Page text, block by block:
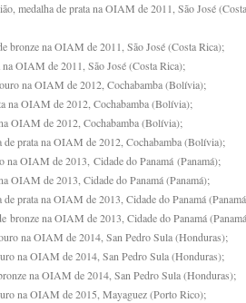
medalha de prata na OIAM de 2011, São José (Costa
bronze na OIAM de 2011, São José (Costa Rica);
OIAM de 2011, São José (Costa Rica);
na OIAM de 2012, Cochabamba (Bolívia);
na OIAM de 2012, Cochabamba (Bolívia);
OIAM de 2012, Cochabamba (Bolívia);
prata na OIAM de 2012, Cochabamba (Bolívia);
na OIAM de 2013, Cidade do Panamá (Panamá);
OIAM de 2013, Cidade do Panamá (Panamá);
prata na OIAM de 2013, Cidade do Panamá
bronze na OIAM de 2013, Cidade do Panamá
na OIAM de 2014, San Pedro Sula (Honduras);
na OIAM de 2014, San Pedro Sula (Honduras);
na OIAM de 2014, San Pedro Sula (Honduras);
na OIAM de 2015, Mayaguez (Porto Rico);